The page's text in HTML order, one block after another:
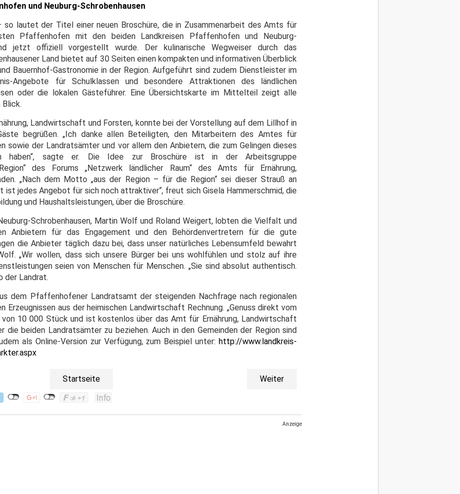
und Neuburg-Schrobenhausen
so lautet der Titel einer neuen Broschüre, die in Zusammenarbeit des Amts für
Pfaffenhofen mit den beiden Landkreisen Pfaffenhofen und Neuburg-
jetzt offiziell vorgestellt wurde. Der kulinarische Wegweiser durch das
Land bietet auf 30 Seiten einen kompakten und informativen Überblick
Bauernhof-Gastronomie in der Region. Aufgeführt sind zudem Dienstleister im
Angebote für Schulklassen und besondere Attraktionen des ländlichen
oder die lokalen Gästeführer. Eine Übersichtskarte im Mittelteil zeigt alle
Landwirtschaft und Forsten, konnte bei der Vorstellung auf dem Lillhof in
begrüßen. „Ich danke allen Beteiligten, den Mitarbeitern des Amtes für
sowie der Landratsämter und vor allem den Anbietern, die zum Gelingen dieses
haben“, sagte er. Die Idee zur Broschüre ist in der Arbeitsgruppe
des Forums „Netzwerk ländlicher Raum“ des Amts für Ernährung,
„Nach dem Motto „aus der Region – für die Region“ sei dieser Strauß an
ist jedes Angebot für sich noch attraktiver“, freut sich Gisela Hammerschmid, die
und Haushaltsleistungen, über die Broschüre.
Schrobenhausen, Martin Wolf und Roland Weigert, lobten die Vielfalt und
Anbietern für das Engagement und den Behördenvertretern für die gute
die Anbieter täglich dazu bei, dass unser natürliches Lebensumfeld bewahrt
„Wir wollen, dass sich unsere Bürger bei uns wohlfühlen und stolz auf ihre
seien von Menschen für Menschen. „Sie sind absolut authentisch.
der Landrat.
dem Pfaffenhofener Landratsamt der steigenden Nachfrage nach regionalen
aus der heimischen Landwirtschaft Rechnung. „Genuss direkt vom
10 000 Stück und ist kostenlos über das Amt für Ernährung, Landwirtschaft
beiden Landratsämter zu beziehen. Auch in den Gemeinden der Region sind
als Online-Version zur Verfügung, zum Beispiel unter: http://www.landkreis-
Startseite Weiter
Anzeige